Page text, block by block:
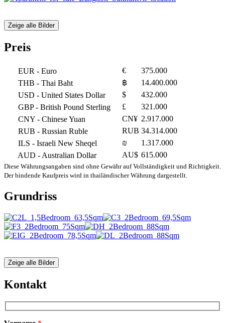
Zeige alle Bilder
Preis
EUR - Euro €
375.000
THB - Thai Baht ฿
14.400.000
USD - United States Dollar $
432.000
GBP- British Pound Sterling £
321.000
CNY - Chinese Yuan CN¥ 2.917.000
RUB - Russian Ruble RUB 34.314.000
ILS - Israeli New Sheqel ₪
1.317.000
AUD - Australian Dollar AU$ 615.000
Diese Währungsangaben sind ohne Gewähr auf Vollständigkeit und Richtigkeit.
Der bindende Kaufpreis wird in thailändischer Währung dargestellt.
Grundriss
Zeige alle Bilder
Kontakt